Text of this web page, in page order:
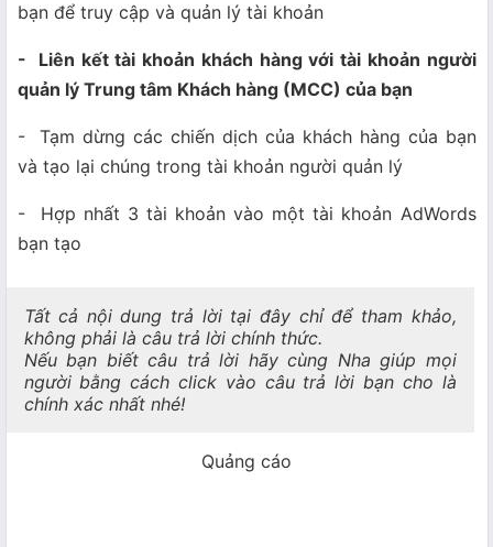
bạn để truy cập và quản lý tài khoản
- Liên kết tài khoản khách hàng với tài khoản người
quản lý Trung tâm Khách hàng (MCC) của bạn
- Tạm dừng các chiến dịch của khách hàng của bạn
và tạo lại chúng trong tài khoản người quản lý
- Hợp nhất 3 tài khoản vào một tài khoản AdWords
bạn tạo
Tất cả nội dung trả lời tại đây chỉ để tham khảo,
không phải là câu trả lời chính thức.
Nếu bạn biết câu trả lời hãy cùng Nha giúp mọi
người bằng cách click vào câu trả lời bạn cho là
chính xác nhất nhé!
Quảng cáo